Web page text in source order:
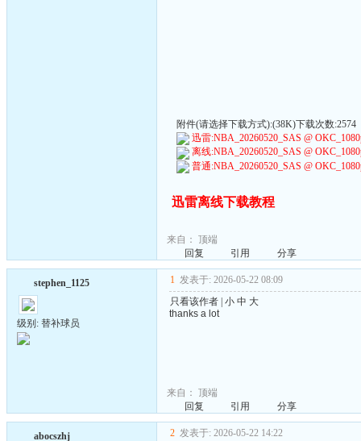
附件(请选择下载方式):(38K)下载次数:2574
迅雷:NBA_20260520_SAS @
离线:NBA_20260520_SAS @
普通:NBA_20260520_SAS @
迅雷离线下载教程
来自： 顶端
回复
引用 分享
stephen_1125
级别: 替补球员
1 发表于: 2026-05-22 08:09
只看该作者 小 中 大
thanks a lot
来自： 顶端
回复
引用 分享
abocszhj
2 发表于: 2026-05-22 14:22